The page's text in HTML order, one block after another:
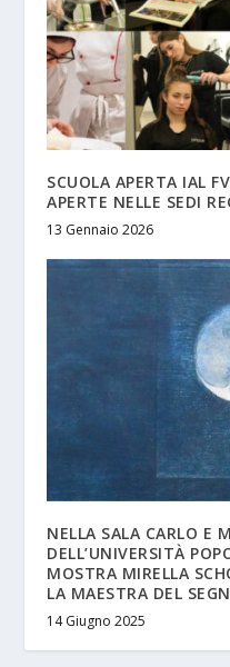
SCUOLA APERTA IAL
APERTE NELLE SEDI
13 Gennaio 2026
NELLA SALA CARLO E
DELL’UNIVERSITÀ
MOSTRA MIRELLA
LA MAESTRA DEL
14 Giugno 2025